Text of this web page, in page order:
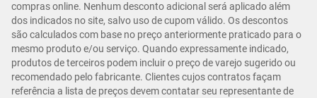
compras online. Nenhum desconto adicional será aplicado além
dos indicados no site, salvo uso de cupom válido. Os descontos
são calculados com base no preço anteriormente praticado para o
mesmo produto e/ou serviço. Quando expressamente indicado,
produtos de terceiros podem incluir o preço de varejo sugerido ou
recomendado pelo fabricante. Clientes cujos contratos façam
referência a lista de preços devem contatar seu representante de